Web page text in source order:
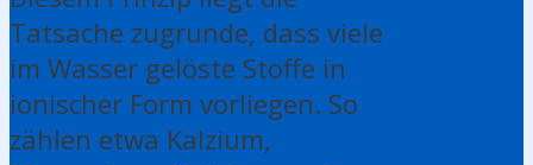
Tatsache zugrunde, dass viele
im Wasser gelöste Stoffe in
ionischer Form vorliegen. So
zählen etwa Kalzium,